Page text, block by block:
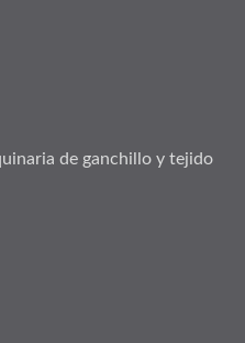
de ganchillo y tejido